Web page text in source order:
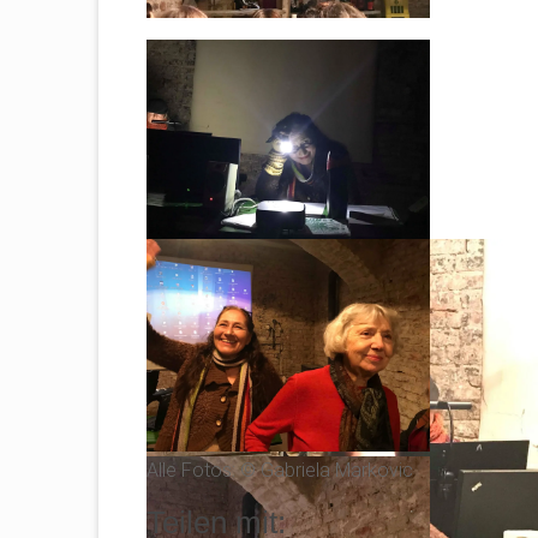
Alle Fotos: © Gabriela Markovic
Teilen mit: